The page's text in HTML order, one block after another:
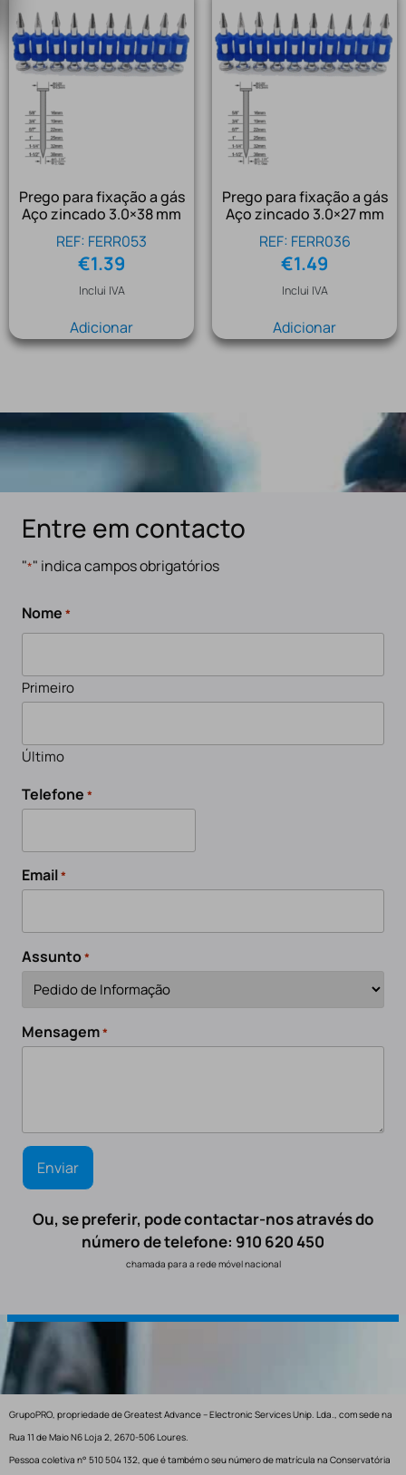
Prego para fixação a gás
Aço zincado 3.0×38 mm
REF: FERR053
€1.39
Inclui IVA
Adicionar
Prego para fixação a gás
Aço zincado 3.0×27 mm
REF: FERR036
€1.49
Inclui IVA
Adicionar
Entre em contacto
"*" indica campos obrigatórios
Nome *
Primeiro
Último
Telefone *
Email*
Assunto*
Mensagem*
Ou, se preferir, pode contactar-nos através do
número de telefone: 910 620 450
chamada para a rede móvel nacional
GrupoPRO, propriedade de Greatest Advance – Electronic Services Unip. Lda., com sede na
Rua 11 de Maio N6 Loja 2, 2670-506 Loures.
Pessoa coletiva n° 510 504 132, que é também o seu número de matrícula na Conservatória